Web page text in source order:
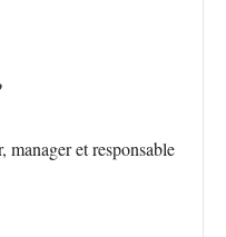
et responsable